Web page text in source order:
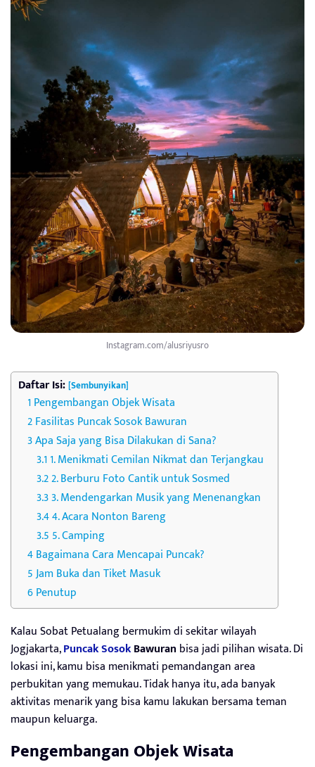
Instagram.com/alusriyusro
Daftar Isi:[Sembunyikan]
Pengembangan Objek Wisata
Fasilitas Puncak Sosok Bawuran
Apa Saja yang Bisa Dilakukan di Sana?
1. Menikmati Cemilan Nikmat dan Terjangkau
2. Berburu Foto Cantik untuk Sosmed
3. Mendengarkan Musik yang Menenangkan
4. Acara Nonton Bareng
5. Camping
Bagaimana Cara Mencapai Puncak?
Jam Buka dan Tiket Masuk
Penutup
Kalau Sobat Petualang bermukim di sekitar wilayah
Jogjakarta,Puncak SosokBawuran bisa jadi pilihan wisata. Di
lokasi ini, kamu bisa menikmati pemandangan area
perbukitan yang memukau. Tidak hanya itu, ada banyak
aktivitas menarik yang bisa kamu lakukan bersama teman
maupun keluarga.
Pengembangan Objek Wisata